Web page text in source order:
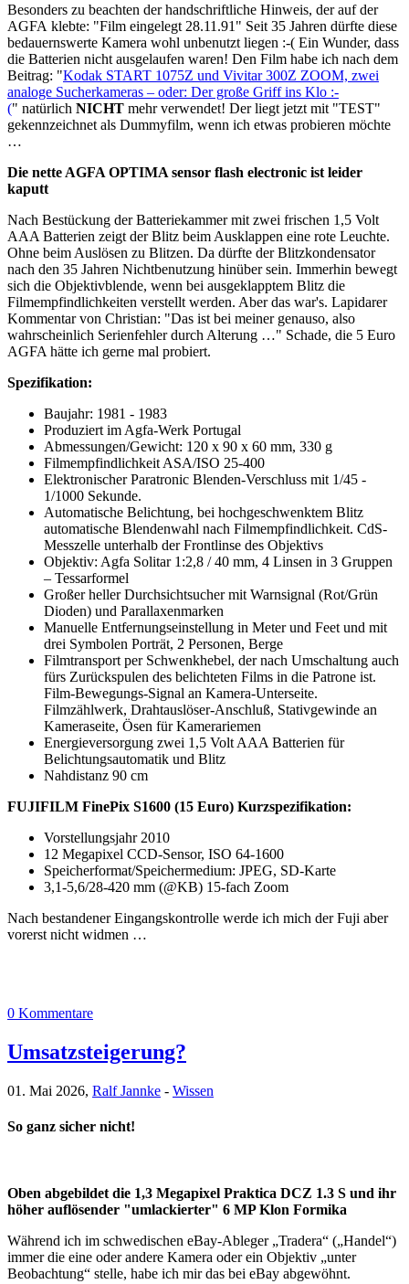
Besonders zu beachten der handschriftliche Hinweis, der auf der
AGFA klebte: "Film eingelegt 28.11.91" Seit 35 Jahren dürfte diese
bedauernswerte Kamera wohl unbenutzt liegen :-( Ein Wunder, dass
die Batterien nicht ausgelaufen waren! Den Film habe ich nach dem
Beitrag: "Kodak START 1075Z und Vivitar 300Z ZOOM, zwei
analoge Sucherkameras – oder: Der große Griff ins Klo :-
(" natürlich NICHT mehr verwendet! Der liegt jetzt mit "TEST"
gekennzeichnet als Dummyfilm, wenn ich etwas probieren möchte
…
Die nette AGFA OPTIMA sensor flash electronic ist leider
kaputt
Nach Bestückung der Batteriekammer mit zwei frischen 1,5 Volt
AAA Batterien zeigt der Blitz beim Ausklappen eine rote Leuchte.
Ohne beim Auslösen zu Blitzen. Da dürfte der Blitzkondensator
nach den 35 Jahren Nichtbenutzung hinüber sein. Immerhin bewegt
sich die Objektivblende, wenn bei ausgeklapptem Blitz die
Filmempfindlichkeiten verstellt werden. Aber das war's. Lapidarer
Kommentar von Christian: "Das ist bei meiner genauso, also
wahrscheinlich Serienfehler durch Alterung …" Schade, die 5 Euro
AGFA hätte ich gerne mal probiert.
Spezifikation:
Baujahr: 1981 - 1983
Produziert im Agfa-Werk Portugal
Abmessungen/Gewicht: 120 x 90 x 60 mm, 330 g
Filmempfindlichkeit ASA/ISO 25-400
Elektronischer Paratronic Blenden-Verschluss mit 1/45 -
1/1000 Sekunde.
Automatische Belichtung, bei hochgeschwenktem Blitz
automatische Blendenwahl nach Filmempfindlichkeit. CdS-
Messzelle unterhalb der Frontlinse des Objektivs
Objektiv: Agfa Solitar 1:2,8 / 40 mm, 4 Linsen in 3 Gruppen
– Tessarformel
Großer heller Durchsichtsucher mit Warnsignal (Rot/Grün
Dioden) und Parallaxenmarken
Manuelle Entfernungseinstellung in Meter und Feet und mit
drei Symbolen Porträt, 2 Personen, Berge
Filmtransport per Schwenkhebel, der nach Umschaltung auch
fürs Zurückspulen des belichteten Films in die Patrone ist.
Film-Bewegungs-Signal an Kamera-Unterseite.
Filmzählwerk, Drahtauslöser-Anschluß, Stativgewinde an
Kameraseite, Ösen für Kamerariemen
Energieversorgung zwei 1,5 Volt AAA Batterien für
Belichtungsautomatik und Blitz
Nahdistanz 90 cm
FUJIFILM FinePix S1600 (15 Euro) Kurzspezifikation:
Vorstellungsjahr 2010
12 Megapixel CCD-Sensor, ISO 64-1600
Speicherformat/Speichermedium: JPEG, SD-Karte
3,1-5,6/28-420 mm (@KB) 15-fach Zoom
Nach bestandener Eingangskontrolle werde ich mich der Fuji aber
vorerst nicht widmen …
0 Kommentare
Umsatzsteigerung?
01. Mai 2026, Ralf Jannke - Wissen
So ganz sicher nicht!
Oben abgebildet die 1,3 Megapixel Praktica DCZ 1.3 S und ihr
höher auflösender "umlackierter" 6 MP Klon Formika
Während ich im schwedischen eBay-Ableger „Tradera“ („Handel“)
immer die eine oder andere Kamera oder ein Objektiv „unter
Beobachtung“ stelle, habe ich mir das bei eBay abgewöhnt.